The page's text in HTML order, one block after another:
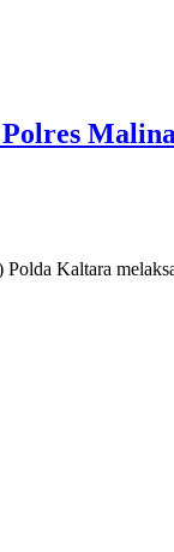
Kaltara